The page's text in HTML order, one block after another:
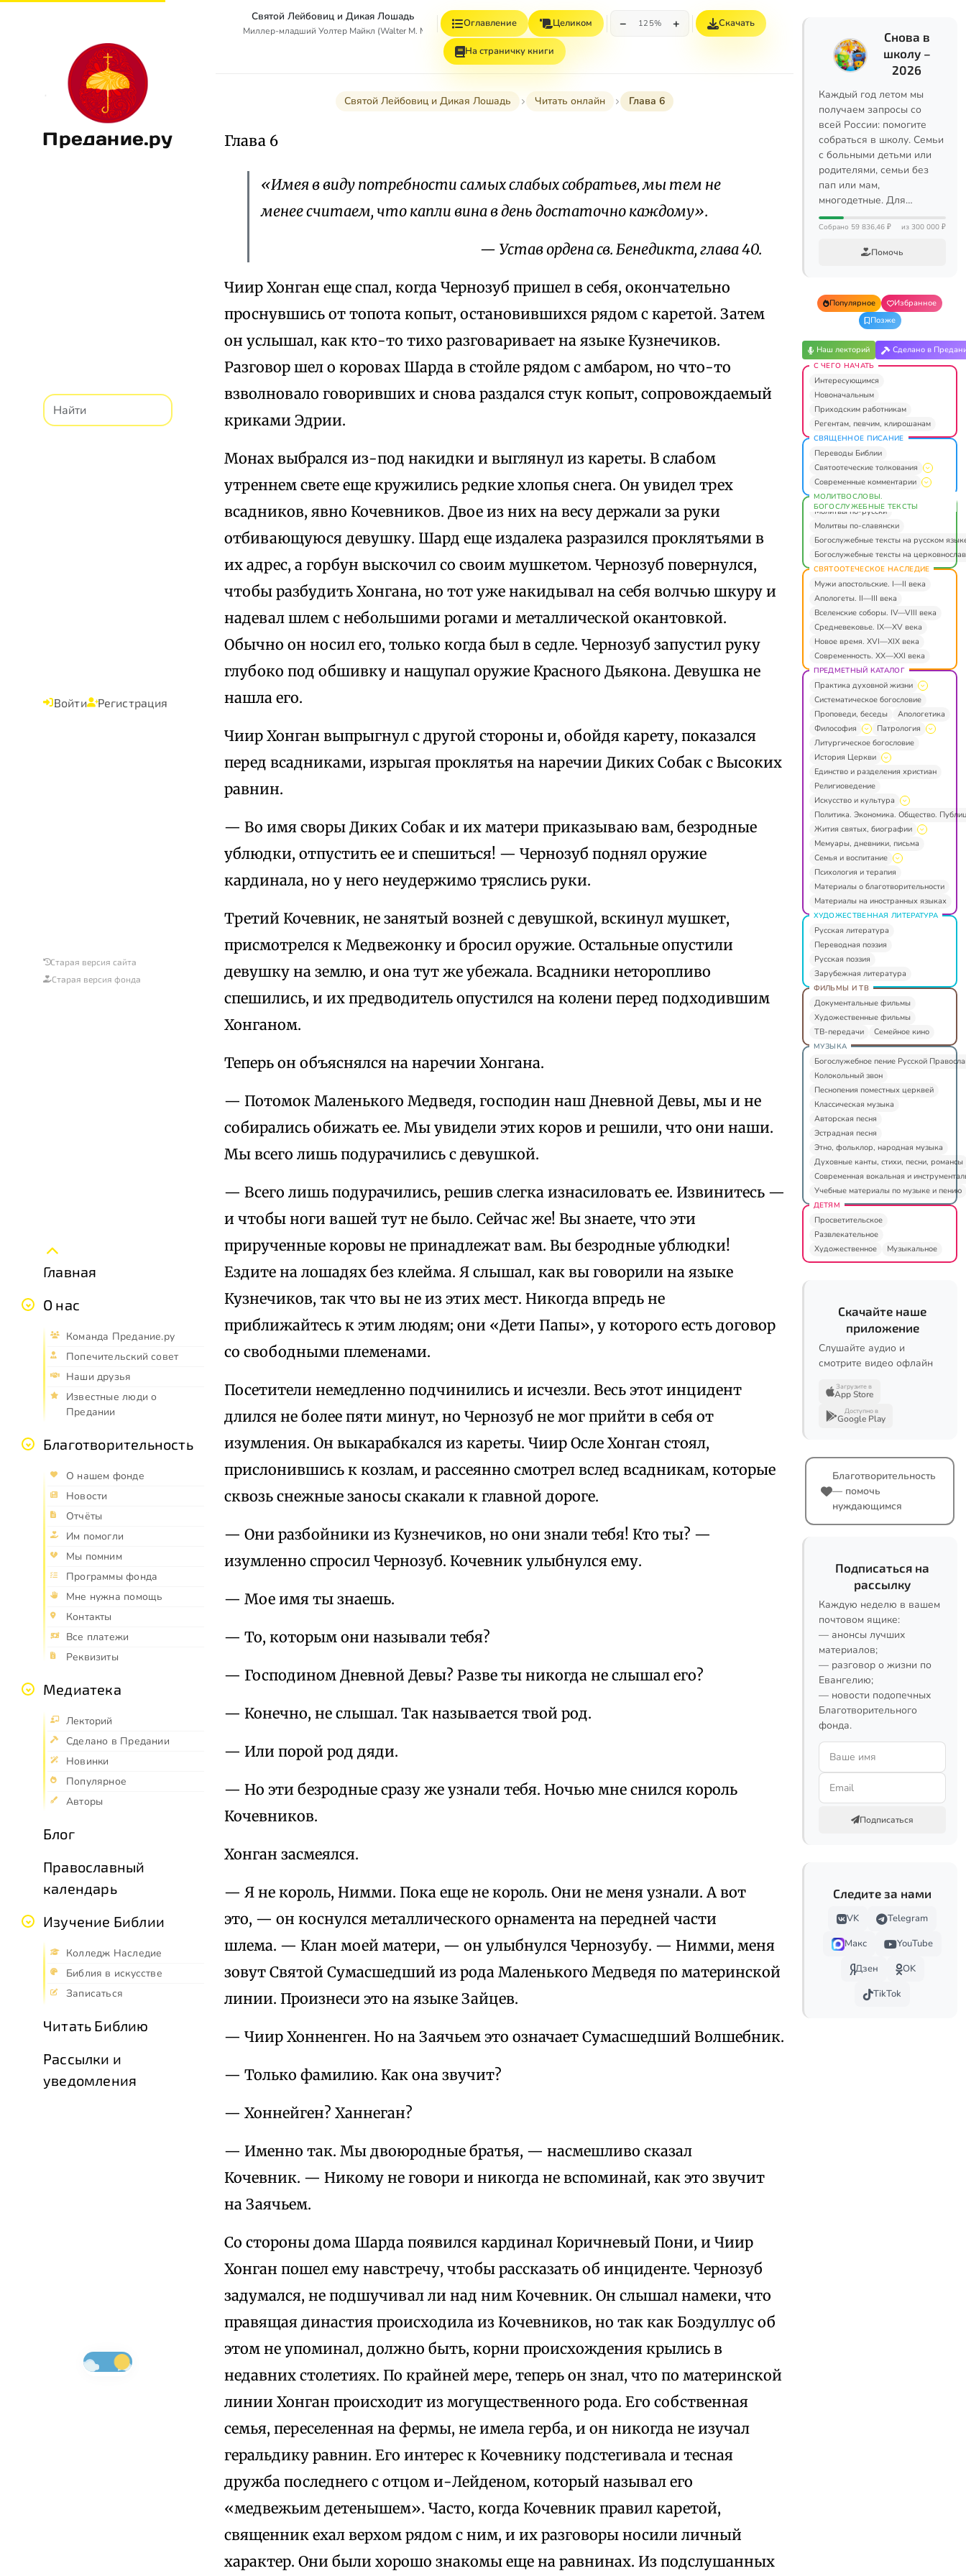
Предание.ру
Войти Регистрация
Старая версия сайта
Старая версия фонда
Главная
О нас
Команда Предание.ру
Попечительский совет
Наши друзья
Известные люди о
Предании
Благотворительность
О нашем фонде
Новости
Отчёты
Им помогли
Мы помним
Программы фонда
Мне нужна помощь
Контакты
Все платежи
Реквизиты
Медиатека
Лекторий
Сделано в Предании
Новинки
Популярное
Авторы
Блог
Православный
календарь
Изучение Библии
Колледж Наследие
Библия в искусстве
Записаться
Читать Библию
Рассылки и
уведомления
Святой Лейбовиц и Дикая Лошадь
Миллер-младший Уолтер Майкл (Walter M. Miller, Jr.)
Оглавление Целиком − 125% + Скачать
На страничку книги
Святой Лейбовиц и Дикая Лошадь Читать онлайн Глава 6
Глава 6
«Имея в виду потребности самых слабых собратьев, мы тем не
менее считаем, что капли вина в день достаточно каждому».
— Устав ордена св. Бенедикта, глава 40.
Чиир Хонган еще спал, когда Чернозуб пришел в себя, окончательно
проснувшись от топота копыт, остановившихся рядом с каретой. Затем
он услышал, как кто-то тихо разговаривает на языке Кузнечиков.
Разговор шел о коровах Шарда в стойле рядом с амбаром, но что-то
взволновало говоривших и снова раздался стук копыт, сопровождаемый
криками Эдрии.
Монах выбрался из-под накидки и выглянул из кареты. В слабом
утреннем свете еще кружились редкие хлопья снега. Он увидел трех
всадников, явно Кочевников. Двое из них на весу держали за руки
отбивающуюся девушку. Шард еще издалека разразился проклятьями в
их адрес, а горбун выскочил со своим мушкетом. Чернозуб повернулся,
чтобы разбудить Хонгана, но тот уже накидывал на себя волчью шкуру и
надевал шлем с небольшими рогами и металлической окантовкой.
Обычно он носил его, только когда был в седле. Чернозуб запустил руку
глубоко под обшивку и нащупал оружие Красного Дьякона. Девушка не
нашла его.
Чиир Хонган выпрыгнул с другой стороны и, обойдя карету, показался
перед всадниками, изрыгая проклятья на наречии Диких Собак с Высоких
равнин.
— Во имя своры Диких Собак и их матери приказываю вам, безродные
ублюдки, отпустить ее и спешиться! — Чернозуб поднял оружие
кардинала, но у него неудержимо тряслись руки.
Третий Кочевник, не занятый возней с девушкой, вскинул мушкет,
присмотрелся к Медвежонку и бросил оружие. Остальные опустили
девушку на землю, и она тут же убежала. Всадники неторопливо
спешились, и их предводитель опустился на колени перед подходившим
Хонганом.
Теперь он объяснялся на наречии Хонгана.
— Потомок Маленького Медведя, господин наш Дневной Девы, мы и не
собирались обижать ее. Мы увидели этих коров и решили, что они наши.
Мы всего лишь подурачились с девушкой.
— Всего лишь подурачились, решив слегка изнасиловать ее. Извинитесь —
и чтобы ноги вашей тут не было. Сейчас же! Вы знаете, что эти
прирученные коровы не принадлежат вам. Вы безродные ублюдки!
Ездите на лошадях без клейма. Я слышал, как вы говорили на языке
Кузнечиков, так что вы не из этих мест. Никогда впредь не
приближайтесь к этим людям; они «Дети Папы», у которого есть договор
со свободными племенами.
Посетители немедленно подчинились и исчезли. Весь этот инцидент
длился не более пяти минут, но Чернозуб не мог прийти в себя от
изумления. Он выкарабкался из кареты. Чиир Осле Хонган стоял,
прислонившись к козлам, и рассеянно смотрел вслед всадникам, которые
сквозь снежные заносы скакали к главной дороге.
— Они разбойники из Кузнечиков, но они знали тебя! Кто ты? —
изумленно спросил Чернозуб. Кочевник улыбнулся ему.
— Мое имя ты знаешь.
— То, которым они называли тебя?
— Господином Дневной Девы? Разве ты никогда не слышал его?
— Конечно, не слышал. Так называется твой род.
— Или порой род дяди.
— Но эти безродные сразу же узнали тебя. Ночью мне снился король
Кочевников.
Хонган засмеялся.
— Я не король, Нимми. Пока еще не король. Они не меня узнали. А вот
это, — он коснулся металлического орнамента на передней части
шлема. — Клан моей матери, — он улыбнулся Чернозубу. — Нимми, меня
зовут Святой Сумасшедший из рода Маленького Медведя по материнской
линии. Произнеси это на языке Зайцев.
— Чиир Хонненген. Но на Заячьем это означает Сумасшедший Волшебник.
— Только фамилию. Как она звучит?
— Хоннейген? Ханнеган?
— Именно так. Мы двоюродные братья, — насмешливо сказал
Кочевник. — Никому не говори и никогда не вспоминай, как это звучит
на Заячьем.
Со стороны дома Шарда появился кардинал Коричневый Пони, и Чиир
Хонган пошел ему навстречу, чтобы рассказать об инциденте. Чернозуб
задумался, не подшучивал ли над ним Кочевник. Он слышал намеки, что
правящая династия происходила из Кочевников, но так как Боэдуллус об
этом не упоминал, должно быть, корни происхождения крылись в
недавних столетиях. По крайней мере, теперь он знал, что по материнской
линии Хонган происходит из могущественного рода. Его собственная
семья, переселенная на фермы, не имела герба, и он никогда не изучал
геральдику равнин. Его интерес к Кочевнику подстегивала и тесная
дружба последнего с отцом и-Лейденом, который называл его
«медвежьим детенышем». Часто, когда Кочевник правил каретой,
священник ехал верхом рядом с ним, и их разговоры носили личный
характер. Они были хорошо знакомы еще на равнинах. Из подслушанных
Снова в
школу –
2026
Каждый год летом мы
получаем запросы со
всей России: помогите
собраться в школу. Семьи
с больными детьми или
родителями, семьи без
пап или мам,
многодетные. Для…
Собрано 59 836,46 ₽ из 300 000 ₽
Помочь
Популярное
Избранное
Позже
Наш лекторий Сделано в
С ЧЕГО НАЧАТЬ
Интересующимся
Новоначальным
Приходским работникам
Регентам, певчим, клирошанам
СВЯЩЕННОЕ ПИСАНИЕ
Переводы Библии
Святоотеческие толкования
Современные комментарии
МОЛИТВОСЛОВЫ.
БОГОСЛУЖЕБНЫЕ ТЕКСТЫ
Молитвы по-русски
Молитвы по-славянски
Богослужебные тексты на русском
Богослужебные тексты на
СВЯТООТЕЧЕСКОЕ НАСЛЕДИЕ
Мужи апостольские. I—II века
Апологеты. II—III века
Вселенские соборы. IV—VIII века
Средневековье. IX—XV века
Новое время. XVI—XIX века
Современность. XX—XXI века
ПРЕДМЕТНЫЙ КАТАЛОГ
Практика духовной жизни
Систематическое богословие
Проповеди, беседы
Апологетика
Философия
Патрология
Литургическое богословие
История Церкви
Единство и разделения христиан
Религиоведение
Искусство и культура
Политика. Экономика. Общество.
Жития святых, биографии
Мемуары, дневники, письма
Семья и воспитание
Психология и терапия
Материалы о благотворительности
Материалы на иностранных языках
ХУДОЖЕСТВЕННАЯ ЛИТЕРАТУРА
Русская литература
Переводная поэзия
Русская поэзия
Зарубежная литература
ФИЛЬМЫ И ТВ
Документальные фильмы
Художественные фильмы
ТВ-передачи
Семейное кино
МУЗЫКА
Богослужебное пение Русской
Колокольный звон
Песнопения поместных церквей
Классическая музыка
Авторская песня
Эстрадная песня
Этно, фольклор, народная музыка
Духовные канты, стихи, песни, романсы
Современная вокальная и
Учебные материалы по музыке и пению
ДЕТЯМ
Просветительское
Развлекательное
Художественное
Музыкальное
Скачайте наше
приложение
Слушайте аудио и
смотрите видео офлайн
Загрузите в
App Store
Доступно в
Google Play
Благотворительность
— помочь
нуждающимся
Подписаться на
рассылку
Каждую неделю в вашем
почтовом ящике:
— анонсы лучших
материалов;
— разговор о жизни по
Евангелию;
— новости подопечных
Благотворительного
фонда.
Подписаться
Следите за нами
VK
Telegram
Макс
YouTube
Дзен
OK
TikTok